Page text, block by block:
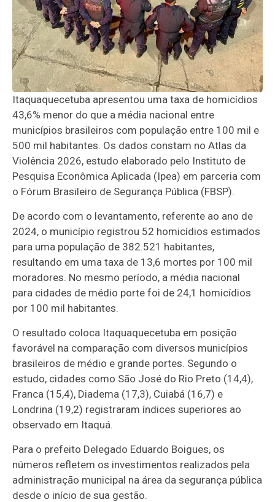
Itaquaquecetuba apresentou uma taxa de homicídios
43,6% menor do que a média nacional entre
municípios brasileiros com população entre 100 mil e
500 mil habitantes. Os dados constam no Atlas da
Violência 2026, estudo elaborado pelo Instituto de
Pesquisa Econômica Aplicada (Ipea) em parceria com
o Fórum Brasileiro de Segurança Pública (FBSP).
De acordo com o levantamento, referente ao ano de
2024, o município registrou 52 homicídios estimados
para uma população de 382.521 habitantes,
resultando em uma taxa de 13,6 mortes por 100 mil
moradores. No mesmo período, a média nacional
para cidades de médio porte foi de 24,1 homicídios
por 100 mil habitantes.
O resultado coloca Itaquaquecetuba em posição
favorável na comparação com diversos municípios
brasileiros de médio e grande portes. Segundo o
estudo, cidades como São José do Rio Preto (14,4),
Franca (15,4), Diadema (17,3), Cuiabá (16,7) e
Londrina (19,2) registraram índices superiores ao
observado em Itaquá.
Para o prefeito Delegado Eduardo Boigues, os
números refletem os investimentos realizados pela
administração municipal na área da segurança pública
desde o início de sua gestão.